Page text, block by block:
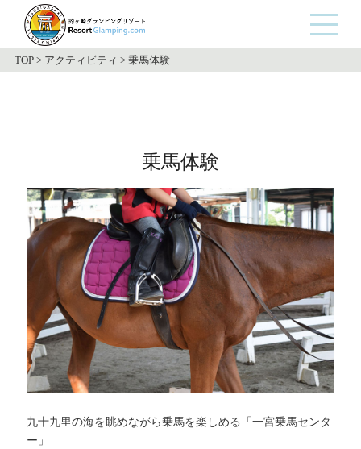
TOP > アクティビティ >乗馬体験
乗馬体験
九十九里の海を眺めながら乗馬を楽しめる「一宮乗馬センタ
ー」